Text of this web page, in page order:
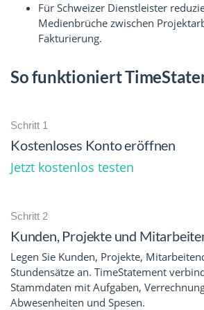
Für Schweizer Dienstleister
Medienbrüche zwischen
Fakturierung.
So funktioniert
Schritt 1
Kostenloses Konto eröffnen
Jetzt kostenlos testen
Schritt 2
Kunden, Projekte und
Legen Sie Kunden, Projekte,
Stundensätze an. TimeStatement
Stammdaten mit Aufgaben,
Abwesenheiten und Spesen.